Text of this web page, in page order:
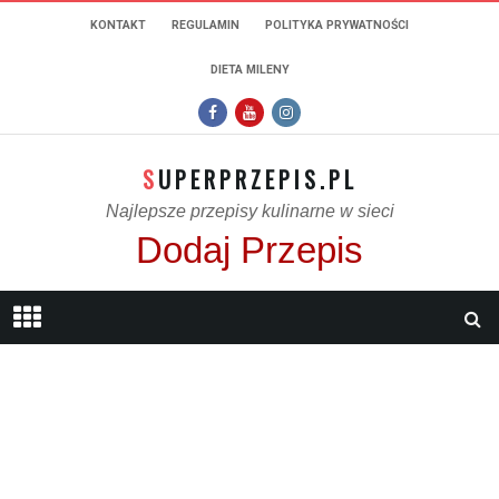
KONTAKT REGULAMIN POLITYKA PRYWATNOŚCI
DIETA MILENY
SUPERPRZEPIS.PL
Najlepsze przepisy kulinarne w sieci
Dodaj Przepis